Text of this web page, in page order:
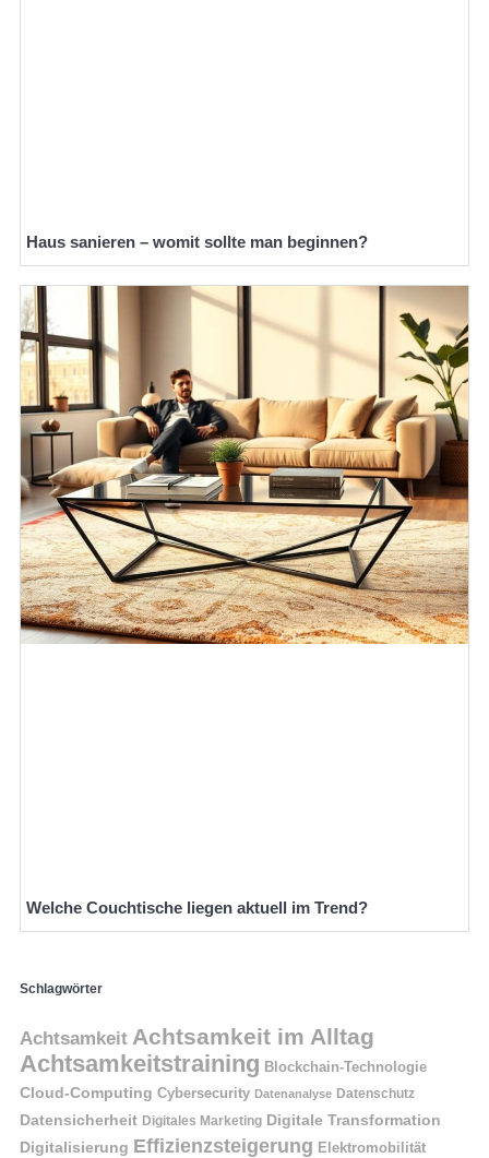
Haus sanieren – womit sollte man beginnen?
Welche Couchtische liegen aktuell im Trend?
Schlagwörter
Achtsamkeit Achtsamkeit im Alltag
Achtsamkeitstraining Blockchain-Technologie
Cloud-Computing Cybersecurity Datenanalyse Datenschutz
Datensicherheit Digitales Marketing Digitale Transformation
Digitalisierung Effizienzsteigerung Elektromobilität